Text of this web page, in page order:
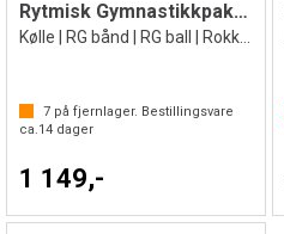
Rytmisk Gymnastikkpakke Hvit
Kølle | RG bånd | RG ball | Rokkering
7 på fjernlager. Bestillingsvare
ca.14 dager
1 149,-